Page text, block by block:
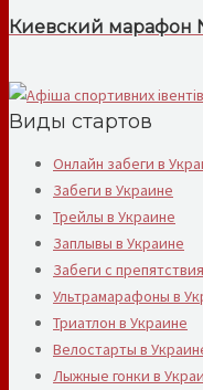
Киевский марафон
Виды стартов
Онлайн забеги в
Забеги в Украине
Трейлы в Украине
Заплывы в Украине
Забеги с
Ультрамарафоны в
Триатлон в Украине
Велостарты в
Лыжные гонки в